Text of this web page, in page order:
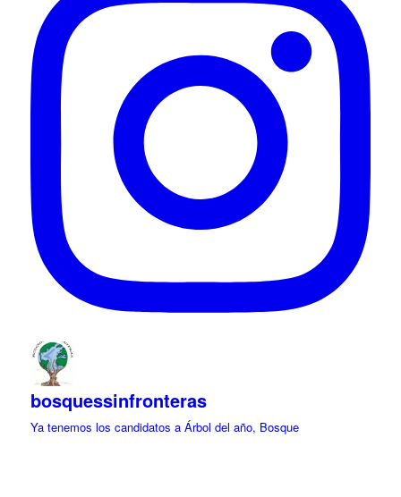
bosquessinfronteras
Ya tenemos los candidatos a Árbol del año, Bosque